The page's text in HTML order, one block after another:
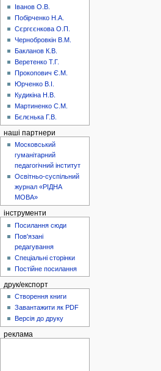
Іванов О.В.
Побірченко Н.А.
Сєргєєнкова О.П.
Чернобровкін В.М.
Бакланов К.В.
Веретенко Т.Г.
Прокопович Є.М.
Юрченко В.І.
Кудикіна Н.В.
Мартиненко С.М.
Бєлєнька Г.В.
наші партнери
Московський
гуманітарний
педагогічний інститут
Освітньо-суспільний
журнал «РІДНА
МОВА»
інструменти
Посилання сюди
Пов'язані
редагування
Спеціальні сторінки
Постійне посилання
друк/експорт
Створення книги
Завантажити як PDF
Версія до друку
реклама